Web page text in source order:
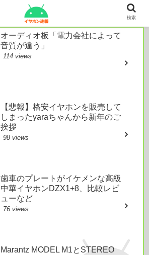
オーディオ板「電力会社によって
音質が違う」
114 views
【悲報】格安イヤホンを販売して
しまったyaraちゃんから新年のご
挨拶
98 views
歯車のプレートがイケメンな高級
中華イヤホンDZX1+8、比較レビ
ューなど
76 views
Marantz MODEL M1とSTEREO
検索